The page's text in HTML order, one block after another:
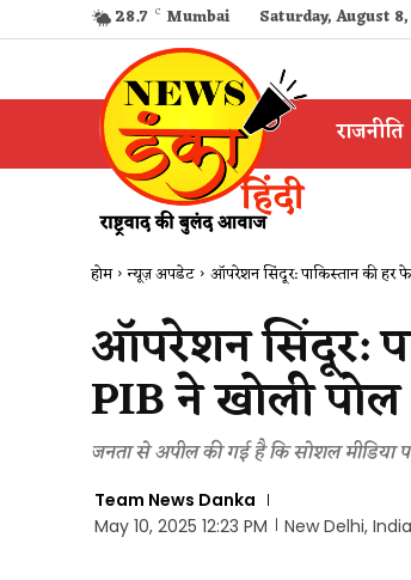
28.7 C Mumbai Saturday, August
राजनीति
होम न्यूज़ अपडेट ऑपरेशन सिंदूर: पाकिस्तान की
ऑपरेशन सिंदूर:
PIB ने खोली पोल
जनता से अपील की गई है कि सोशल मीडिया
Team News Danka
May 10, 2025 12:23 PM
New Delhi,